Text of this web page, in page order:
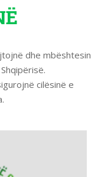
dhe mbështesin
cilësinë e